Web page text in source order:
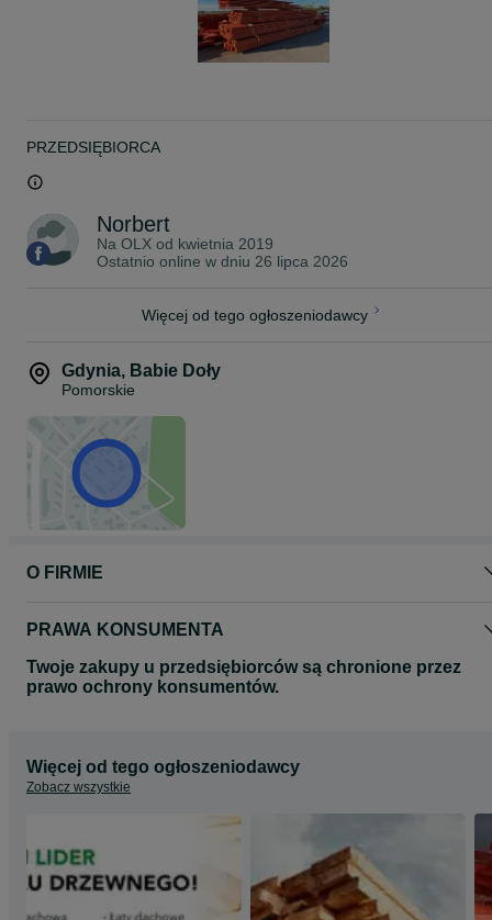
PRZEDSIĘBIORCA
Norbert
Na OLX od kwietnia 2019
Ostatnio online w dniu 26 lipca 2026
Więcej od tego ogłoszeniodawcy
Gdynia, Babie Doły
Pomorskie
O FIRMIE
PRAWA KONSUMENTA
Twoje zakupy u przedsiębiorców są chronione przez
prawo ochrony konsumentów.
Więcej od tego ogłoszeniodawcy
Zobacz wszystkie